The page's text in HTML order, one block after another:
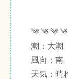
༄ ༄ ༄
潮：大潮
風向：南
天気：晴